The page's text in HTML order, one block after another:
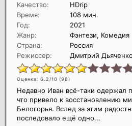
Качество:
HDrip
Время:
108 мин.
Год:
2021
Жанр:
Фэнтези, Комедия
Страна:
Россия
Режиссер:
Дмитрий Дьяченко
Оценка: 6.2/10 (98)
Недавно Иван всё-таки одержал
что привело к восстановлению
Белогорья. Вслед за этим
последовало ещё одно...